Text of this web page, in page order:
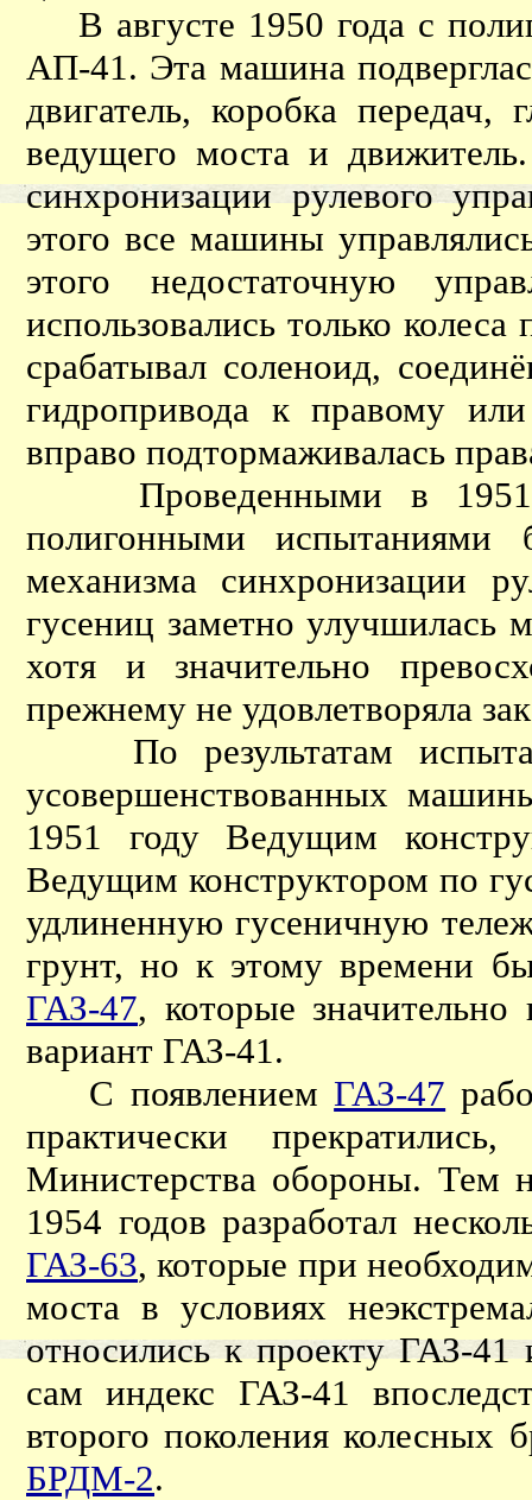
В августе 1950 года с
АП-41. Эта машина
двигатель, коробка передач,
ведущего моста и
синхронизации рулевого
этого все машины
этого недостаточную
использовались только
срабатывал соленоид,
гидропривода к правому
вправо подтормаживалась
Проведенными в 1951
полигонными испытаниями
механизма синхронизации
гусениц заметно
хотя и значительно
прежнему не удовлетворяла
По результатам
усовершенствованных
1951 году Ведущим
Ведущим конструктором по
удлиненную гусеничную
грунт, но к этому времени
ГАЗ-47, которые
вариант ГАЗ-41.
С появлением ГАЗ-47
практически
Министерства обороны. Тем
1954 годов разработал
ГАЗ-63, которые при
моста в условиях
относились к проекту ГАЗ-
сам индекс ГАЗ-41
второго поколения колесных
БРДМ-2.